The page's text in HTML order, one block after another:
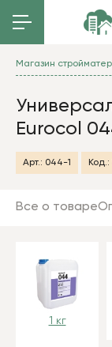
Магазин
Eurocol
Арт.: 044-1 Код.:
Все о товаре
1 кг